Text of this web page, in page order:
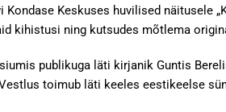
Keskuses huvilised näitusele
kihistusi ning kutsudes mõtlema
publikuga läti kirjanik Guntis
toimub läti keeles eestikeelse